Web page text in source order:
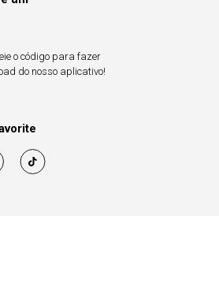
o código para fazer
do nosso aplicativo!